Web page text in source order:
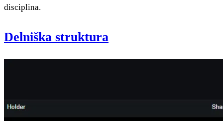
disciplina.
Delniška struktura